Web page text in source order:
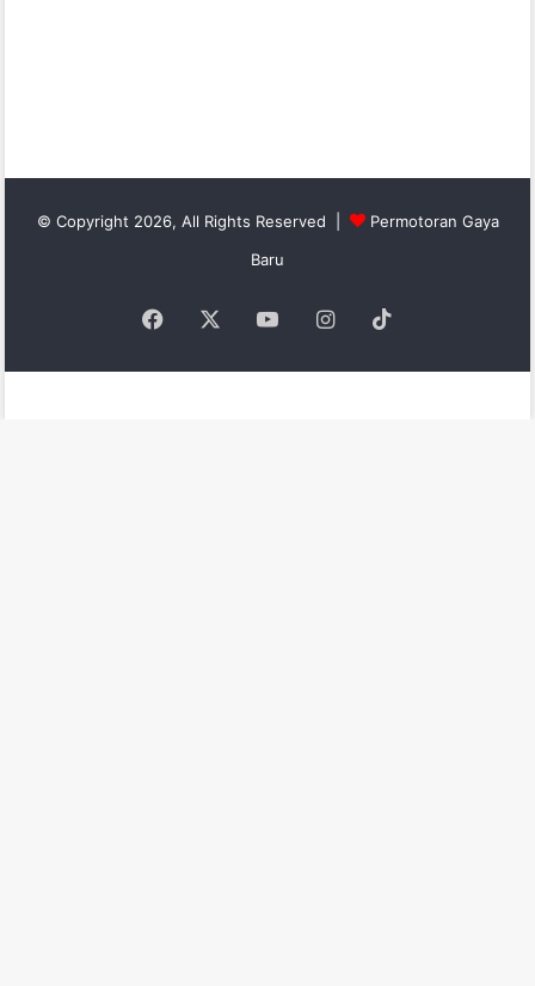
© Copyright 2026, All Rights Reserved |
Permotoran Gaya
Baru
Facebook YouTubeInstagram